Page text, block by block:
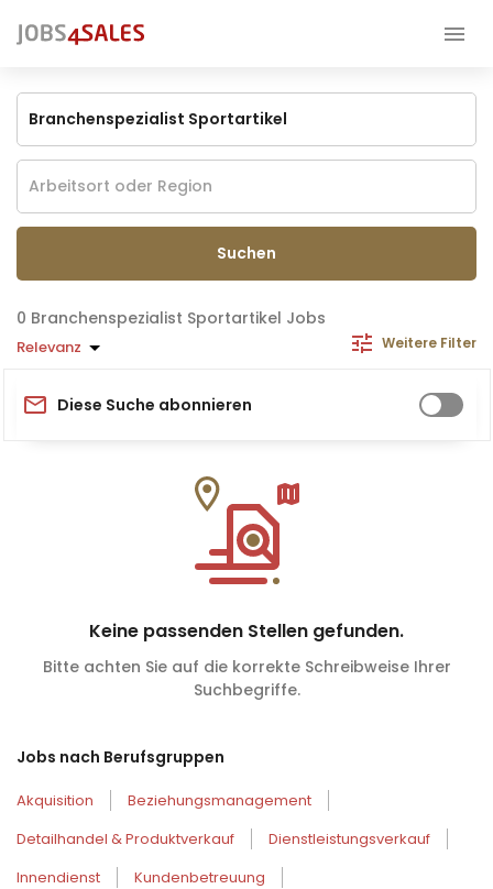
Suchen
Branchenspezialist Sportartikel Jobs
Relevanz Weitere Filter
Diese Suche abonnieren
Keine passenden Stellen gefunden.
Bitte achten Sie auf die korrekte Schreibweise Ihrer
Suchbegriffe.
Jobs nach Berufsgruppen
Akquisition
Beziehungsmanagement
Detailhandel & Produktverkauf
Dienstleistungsverkauf
Innendienst
Kundenbetreuung